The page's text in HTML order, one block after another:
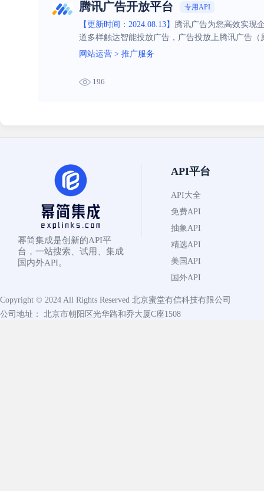
腾讯广告开放平台 专用API
【更新时间：2024.08.13】
腾讯广告为您高效实现
道多样触达智能投放广告，广告投放上腾讯广告（
网站运营 > 推广服务
196
幂简集成是创新的API平
台，一站搜索、试用、集成
国内外API。
API平台
API大全
免费API
抽象API
精选API
美国API
国外API
Copyright © 2024 All Rights Reserved 北京蜜堂有信科技有限公司
公司地址： 北京市朝阳区光华路和乔大厦C座1508